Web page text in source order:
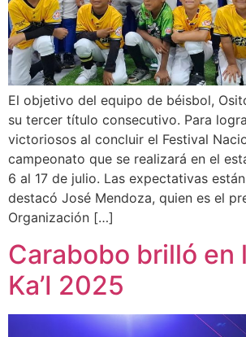
El objetivo del equipo de béisbol,
su tercer título consecutivo. Para
victoriosos al concluir el Festival
campeonato que se realizará en el
6 al 17 de julio. Las expectativas
destacó José Mendoza, quien es el
Organización […]
Carabobo brilló en
Ka’I 2025